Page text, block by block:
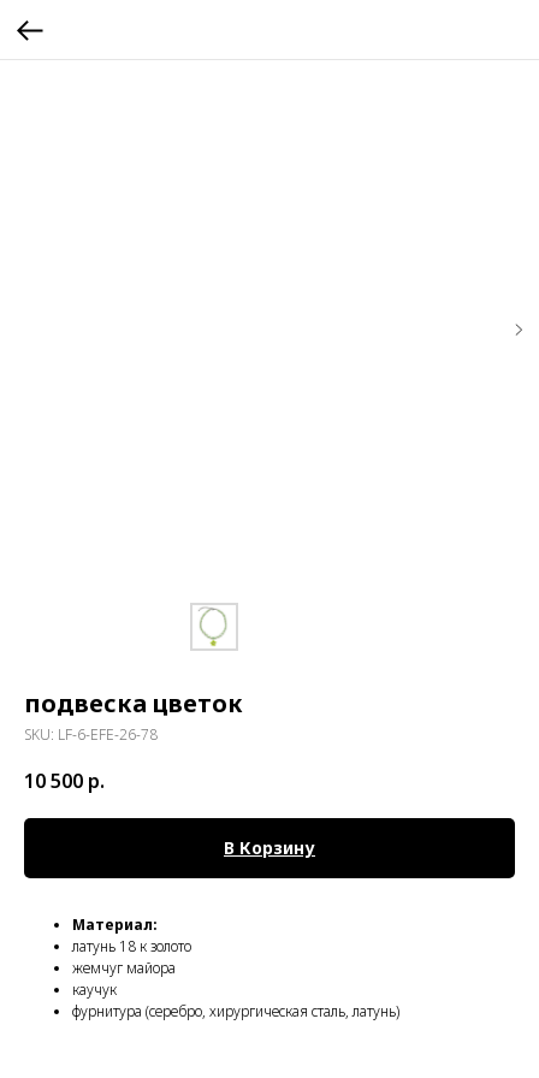
подвеска цветок
SKU: LF-6-EFE-26-78
10 500 р.
В Корзину
Материал:
латунь 18 к золото
жемчуг майора
каучук
фурнитура (серебро, хирургическая сталь, латунь)